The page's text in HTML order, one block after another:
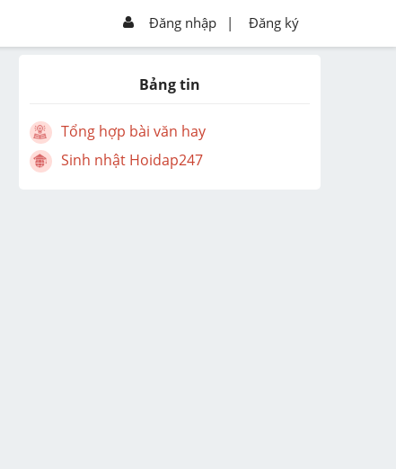
Đăng nhập | Đăng ký
Bảng tin
Tổng hợp bài văn hay
Sinh nhật Hoidap247